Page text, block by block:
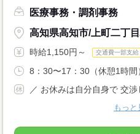
医療事務・調剤事務
高知県高知市/上町二丁
時給1,150円～ 交通費一部支給
8：30〜17：30（休憩1時
／ お休みは自分自身で 交
もっと